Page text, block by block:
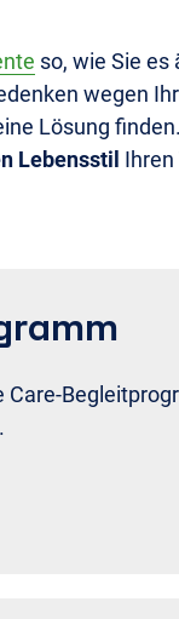
so, wie Sie
wegen
Lösung
Lebensstil